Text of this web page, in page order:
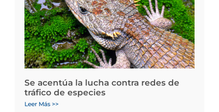
Se acentúa la lucha contra redes de
tráfico de especies
Leer Más >>